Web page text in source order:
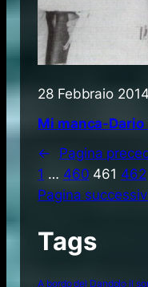
28 Febbraio 2014
Mi manca-
←
Pagina
1 … 460 461 462
Pagina
Tags
A bordo del Dandolo il